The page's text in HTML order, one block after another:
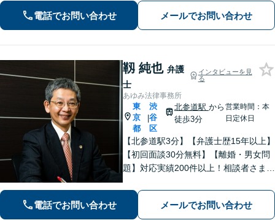
を解決に導きます。【電話・メール・
WEB面談可】【渋谷駅6分】
電話でお問い合わせ メールでお問い合わせ
靱 純也 弁護
士
インタビューを見
る
あゆみ法律事務所
東
京
都
|
渋
谷
区
北参道駅 から
徒歩3分
営業時間：本
日定休日
【北参道駅3分】【弁護士歴15年以上】
【初回面談30分無料】【離婚・男女問
題】対応実績200件以上！相談者さまが
通事故】後遺障害等級非該当から高次
脳機能障害などの高額賠償まで解決実
電話でお問い合わせ メールでお問い合わせ